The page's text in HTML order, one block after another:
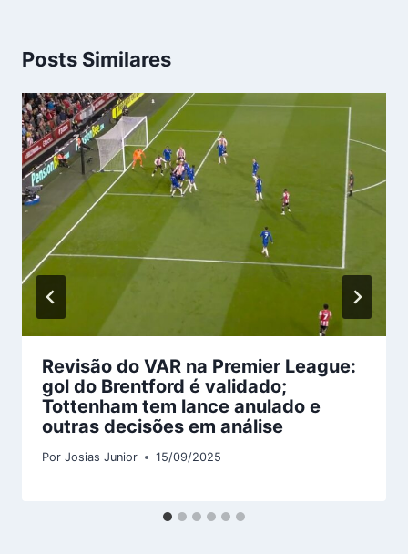
Posts Similares
Revisão do VAR na Premier League:
gol do Brentford é validado;
Tottenham tem lance anulado e
outras decisões em análise
Por Josias Junior 15/09/2025